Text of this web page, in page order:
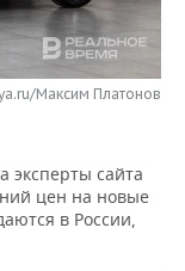
Максим Платонов
эксперты сайта
цен на новые
в России,